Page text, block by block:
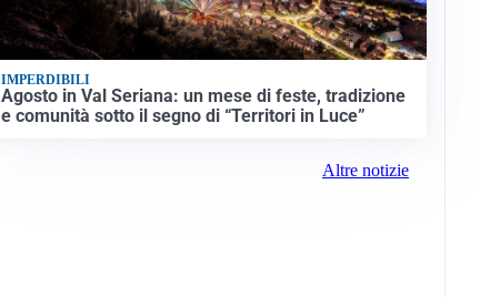
IMPERDIBILI
Agosto in Val Seriana: un mese di feste, tradizione
e comunità sotto il segno di “Territori in Luce”
Altre notizie